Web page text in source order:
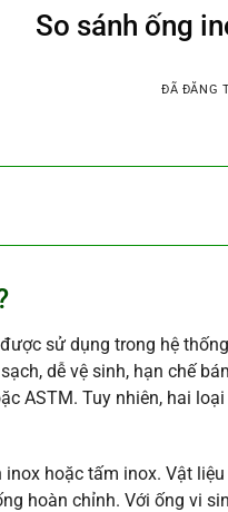
So sánh ống
ĐÃ ĐĂNG
sử dụng trong hệ
dễ vệ sinh, hạn chế
ASTM. Tuy nhiên, hai
hoặc tấm inox. Vật
hoàn chỉnh. Với ống vi